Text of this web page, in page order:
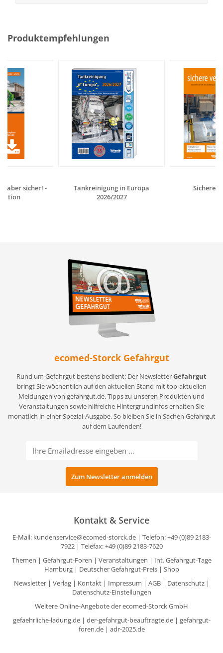
Produktempfehlungen
- aber sicher! -
Tankreinigung in Europa
2026/2027
Sichere
ecomed-Storck Gefahrgut
Rund um Gefahrgut bestens bedient: Der NewsletterGefahrgut
bringt Sie wöchentlich auf den aktuellen Stand mit top-aktuellen
Meldungen von gefahrgut.de. Tipps zu unseren Produkten und
Veranstaltungen sowie hilfreiche Hintergrundinfos erhalten Sie
monatlich in einer Spezial-Ausgabe. So bleiben Sie in Sachen Gefahrgut
auf dem Laufenden!
Kontakt & Service
E-Mail: kundenservice@ecomed-storck.de| Telefon: +49 (0)89 2183-
7922 | Telefax: +49 (0)89 2183-7620
Themen | Gefahrgut-Foren | Veranstaltungen | Int. Gefahrgut-Tage
Hamburg| Deutscher Gefahrgut-Preis| Shop
Newsletter| Verlag| Kontakt| Impressum | AGB| Datenschutz|
Datenschutz-Einstellungen
Weitere Online-Angebote der ecomed-Storck GmbH
gefaehrliche-ladung.de| der-gefahrgut-beauftragte.de| gefahrgut-
foren.de| adr-2025.de